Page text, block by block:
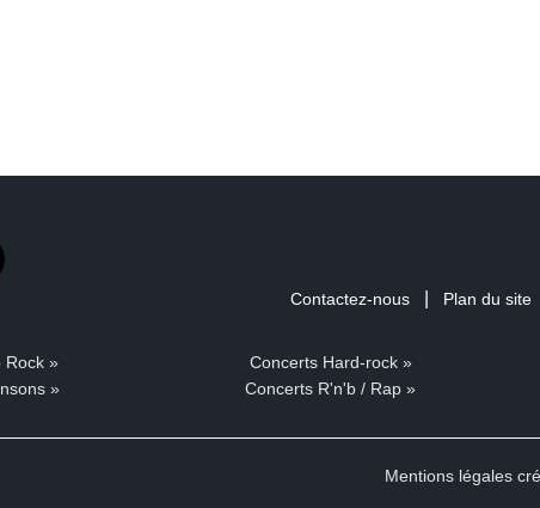
Contactez-nous Plan du site
Rock »
»
Concerts Hard-rock »
Concerts R'n'b / Rap »
Mentions légales